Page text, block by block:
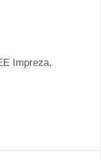
Impreza,